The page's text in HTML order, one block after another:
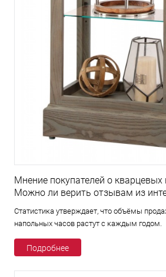
Мнение покупателей о кварцевых
Можно ли верить отзывам из
Статистика утверждает, что объёмы
напольных часов растут с каждым годом.
Подробнее